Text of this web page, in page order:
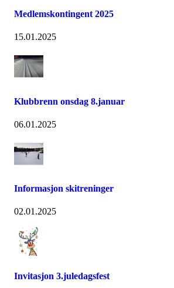
Medlemskontingent 2025
15.01.2025
Klubbrenn onsdag 8.januar
06.01.2025
Informasjon skitreninger
02.01.2025
Invitasjon 3.juledagsfest